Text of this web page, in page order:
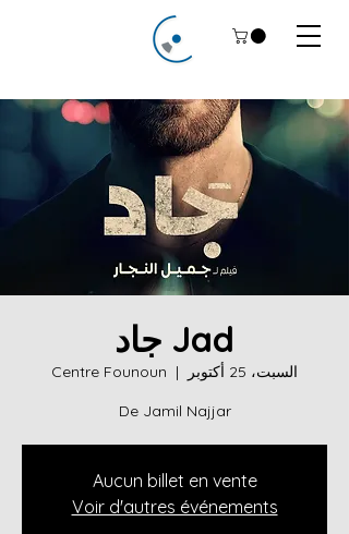
Jad جاد
السبت، 25 أكتوبر
  |
Centre Founoun
De Jamil Najjar
Aucun billet en vente
Voir d'autres événements